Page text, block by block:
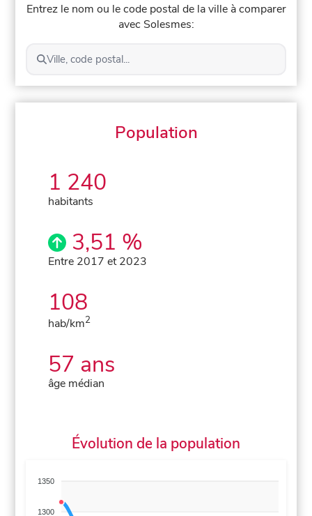
Entrez le nom ou le code postal de la ville à comparer
avec Solesmes:
Ville, code postal...
Population
1 240
habitants
3,51 %
Entre 2017 et 2023
108
hab/km2
57 ans
âge médian
Évolution de la population
1350
1300